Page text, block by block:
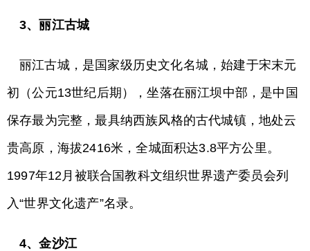
3、丽江古城
丽江古城，是国家级历史文化名城，始建于宋末元
初（公元13世纪后期），坐落在丽江坝中部，是中国
保存最为完整，最具纳西族风格的古代城镇，地处云
贵高原，海拔2416米，全城面积达3.8平方公里。
1997年12月被联合国教科文组织世界遗产委员会列
入“世界文化遗产”名录。
4、金沙江